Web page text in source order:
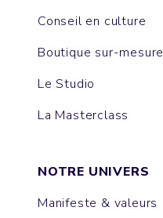
Conseil en culture
Boutique sur-mesure
Le Studio
La Masterclass
NOTRE UNIVERS
Manifeste & valeurs